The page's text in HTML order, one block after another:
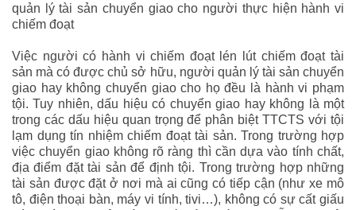
quản lý tài sản chuyển giao cho người thực hiện hành vi
chiếm đoạt
Việc người có hành vi chiếm đoạt lén lút chiếm đoạt tài
sản mà có được chủ sở hữu, người quản lý tài sản chuyển
giao hay không chuyển giao cho họ đều là hành vi phạm
tội. Tuy nhiên, dấu hiệu có chuyển giao hay không là một
trong các dấu hiệu quan trọng để phân biệt TTCTS với tội
lạm dụng tín nhiệm chiếm đoạt tài sản. Trong trường hợp
việc chuyển giao không rõ ràng thì cần dựa vào tính chất,
địa điểm đặt tài sản để định tội. Trong trường hợp những
tài sản được đặt ở nơi mà ai cũng có tiếp cận (như xe mô
tô, điện thoại bàn, máy vi tính, tivi…), không có sự cất giấu